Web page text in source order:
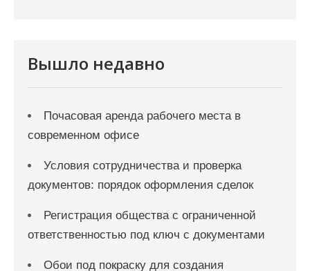
Вышло недавно
Почасовая аренда рабочего места в
современном офисе
Условия сотрудничества и проверка
документов: порядок оформления сделок
Регистрация общества с ограниченной
ответственностью под ключ с документами
Обои под покраску для создания